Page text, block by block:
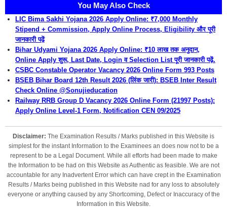
You May Also Check
LIC Bima Sakhi Yojana 2026 Apply Online: ₹7,000 Monthly
Stipend + Commission, Apply Online Process, Eligibility और पूरी
जानकारी पढ़ें
Bihar Udyami Yojana 2026 Apply Online: ₹10 लाख तक अनुदान,
Online Apply शुरू, Last Date, Login व Selection List पूरी जानकारी पढ़ें.
CSBC Constable Operator Vacancy 2026 Online Form 993 Posts
BSEB Bihar Board 12th Result 2026 (लिंक जारी): BSEB Inter Result
Check Online @Sonujieducation
Railway RRB Group D Vacancy 2026 Online Form (21997 Posts):
Apply Online Level-1 Form, Notification CEN 09/2025
Disclaimer: The Examination Results / Marks published in this Website is
simplest for the instant Information to the Examinees an does now not to be a
represent to be a Legal Document. While all efforts had been made to make
the Information to be had on this Website as Authentic as feasible. We are not
accountable for any Inadvertent Error which can have crept in the Examination
Results / Marks being published in this Website nad for any loss to absolutely
everyone or anything caused by any Shortcoming, Defect or Inaccuracy of the
Information in this Website.